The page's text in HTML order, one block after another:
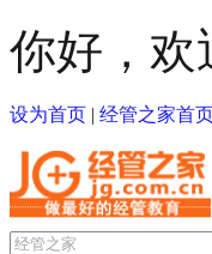
你好，欢
设为首页 | 经管之家首